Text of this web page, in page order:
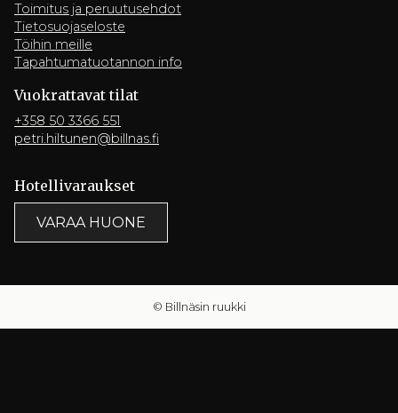
Toimitus ja peruutusehdot
Tietosuojaseloste
Töihin meille
Tapahtumatuotannon info
Vuokrattavat tilat
+358 50 3366 551
petri.hiltunen@billnas.fi
Hotelli­varaukset
VARAA HUONE
© Billnäsin ruukki